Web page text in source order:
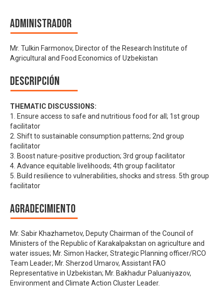
Administrador
Mr. Tulkin Farmonov, Director of the Research Institute of
Agricultural and Food Economics of Uzbekistan
Descripción
THEMATIC DISCUSSIONS:
1. Ensure access to safe and nutritious food for all; 1st group
facilitator
2. Shift to sustainable consumption patterns; 2nd group
facilitator
3. Boost nature-positive production; 3rd group facilitator
4. Advance equitable livelihoods; 4th group facilitator
5. Build resilience to vulnerabilities, shocks and stress. 5th group
facilitator
Agradecimiento
Mr. Sabir Khazhametov, Deputy Chairman of the Council of
Ministers of the Republic of Karakalpakstan on agriculture and
water issues; Mr. Simon Hacker, Strategic Planning officer/RCO
Team Leader; Mr. Sherzod Umarov, Assistant FAO
Representative in Uzbekistan; Mr. Bakhadur Paluaniyazov,
Environment and Climate Action Cluster Leader.